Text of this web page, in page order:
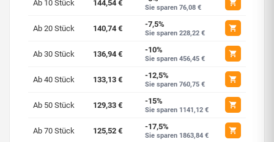
Ab 10 Stück 144,54 €
Sie sparen 76,08 €
Ab 20 Stück 140,74 € -7,5%
Sie sparen 228,22 €
Ab 30 Stück 136,94 € -10%
Sie sparen 456,45 €
Ab 40 Stück 133,13 € -12,5%
Sie sparen 760,75 €
Ab 50 Stück 129,33 € -15%
Sie sparen 1141,12 €
Ab 70 Stück 125,52 € -17,5%
Sie sparen 1863,84 €